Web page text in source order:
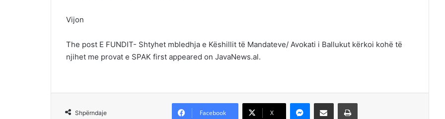
Vijon
The post E FUNDIT- Shtyhet mbledhja e Këshillit të Mandateve/ Avokati i Ballukut kërkoi kohë të
njihet me provat e SPAK first appeared on JavaNews.al.
Shpërndaje Facebook X
Messenger Shpërndajeni me anë të postës elektronike Printoje